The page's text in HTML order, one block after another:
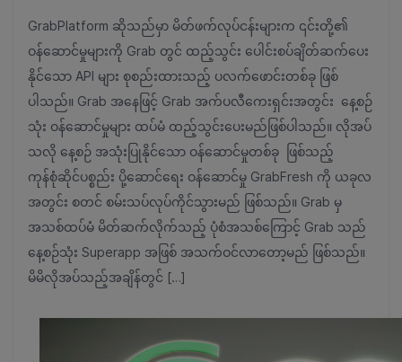
GrabPlatform ဆိုသည်မှာ မိတ်ဖက်လုပ်ငန်းများက ၎င်းတို့၏
ဝန်ဆောင်မှုများကို Grab တွင် ထည့်သွင်း ပေါင်းစပ်ချိတ်ဆက်ပေး
နိုင်သော API များ စုစည်းထားသည့် ပလက်ဖောင်းတစ်ခု ဖြစ်
ပါသည်။ Grab အနေဖြင့် Grab အက်ပလီကေးရှင်းအတွင်း နေ့စဉ်
သုံး ဝန်ဆောင်မှုများ ထပ်မံ ထည့်သွင်းပေးမည်ဖြစ်ပါသည်။ လိုအပ်
သလို နေ့စဉ် အသုံးပြုနိုင်သော ဝန်ဆောင်မှုတစ်ခု ဖြစ်သည့်
ကုန်စုံဆိုင်ပစ္စည်း ပို့ဆောင်ရေး ဝန်ဆောင်မှု GrabFresh ကို ယခုလ
အတွင်း စတင် စမ်းသပ်လုပ်ကိုင်သွားမည် ဖြစ်သည်။ Grab မှ
အသစ်ထပ်မံ မိတ်ဆက်လိုက်သည့် ပုံစံအသစ်ကြောင့် Grab သည်
နေ့စဉ်သုံး Superapp အဖြစ် အသက်ဝင်လာတော့မည် ဖြစ်သည်။
မိမိလိုအပ်သည့်အချိန်တွင် […]